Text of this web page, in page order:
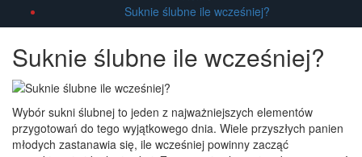
Suknie ślubne ile wcześniej?
Suknie ślubne ile wcześniej?
Wybór sukni ślubnej to jeden z najważniejszych elementów
przygotowań do tego wyjątkowego dnia. Wiele przyszłych panien
młodych zastanawia się, ile wcześniej powinny zacząć